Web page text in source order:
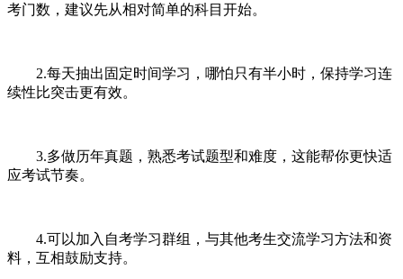
考门数，建议先从相对简单的科目开始。
2.每天抽出固定时间学习，哪怕只有半小时，保持学习连
续性比突击更有效。
3.多做历年真题，熟悉考试题型和难度，这能帮你更快适
应考试节奏。
4.可以加入自考学习群组，与其他考生交流学习方法和资
料，互相鼓励支持。